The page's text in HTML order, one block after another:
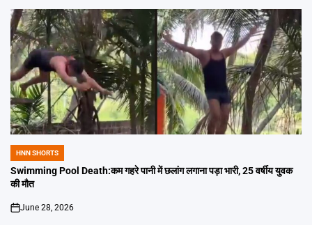
POSTED
IN
HNN SHORTS
Swimming Pool Death:कम गहरे पानी में छलांग लगाना पड़ा भारी, 25 वर्षीय युवक
की मौत
on
June 28, 2026